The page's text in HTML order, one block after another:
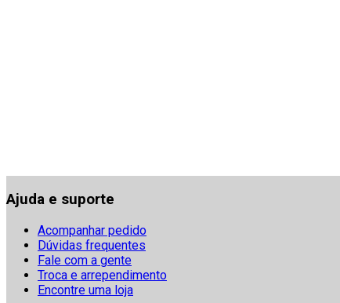
Ajuda e suporte
Acompanhar pedido
Dúvidas frequentes
Fale com a gente
Troca e arrependimento
Encontre uma loja